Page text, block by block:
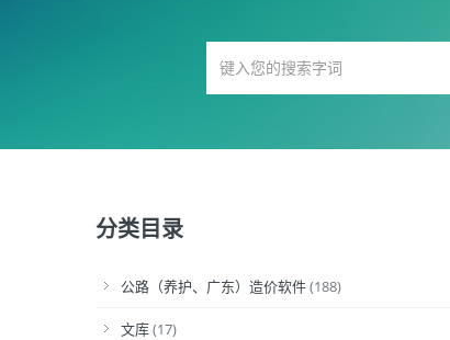
分类目录
公路（养护、广东）造价软件(188)
文库(17)